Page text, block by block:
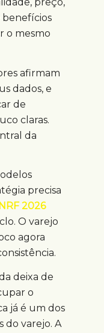
o mesmo
afirmam
dados, e
de
claras.
da
precisa
NRF 2026
O varejo
agora
deixa de
o
já é um dos
do varejo. A